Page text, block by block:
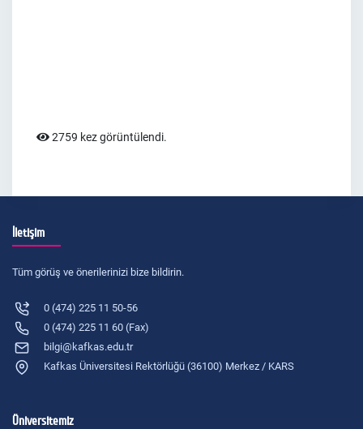
2759 kez görüntülendi.
İletişim
Tüm görüş ve önerilerinizi bize bildirin.
0 (474) 225 11 50-56
0 (474) 225 11 60 (Fax)
bilgi@kafkas.edu.tr
Kafkas Üniversitesi Rektörlüğü (36100) Merkez / KARS
Üniversitemiz